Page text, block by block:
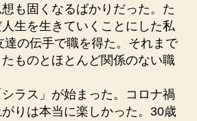
も固くなるばかりだった。た
生を生きていくことにした私
達の伝手で職を得た。それまで
ものとほとんど関係のない職
ラス」が始まった。コロナ禍
りは本当に楽しかった。30歳